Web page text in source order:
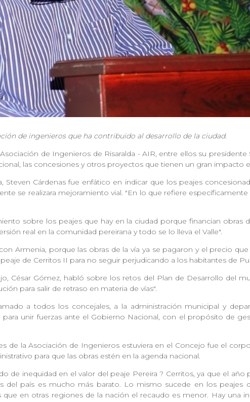
de ingenieros que ha contribuido al desarrollo de la ciudad.
de Ingenieros de Risaralda - AIR, entre ellos su
las concesiones y otros proyectos que tienen un gran impacto
Cárdenas fue enfático en indicar que los peajes
se realizara mejoramiento vial. "En lo que refiere
sobre los peajes que hay en la ciudad porque financian
real en la comunidad pereirana y todo se lo lleva el Valle".
Armenia, porque las obras de la vía ya se pagaron y el precio
de Cerritos II para no seguir perjudicando a los habitantes de
César Gómez, habló sobre los retos del Plan de Desarrollo del
para salir de retraso en materia de vías".
a todos los concejales, a la administración municipal y
unir fuerzas ante el Gobierno Nacional, con el propósito de
de la Asociación de Ingenieros estuviera en el Concejo fue el
para que las obras estén en la agenda nacional.
de inequidad en el valor del peaje Pereira ? Cerritos, ya que el
del país es mucho más barato. Lo mismo sucede en los peajes
en otras regiones de la nación el recaudo es menor. Hay una